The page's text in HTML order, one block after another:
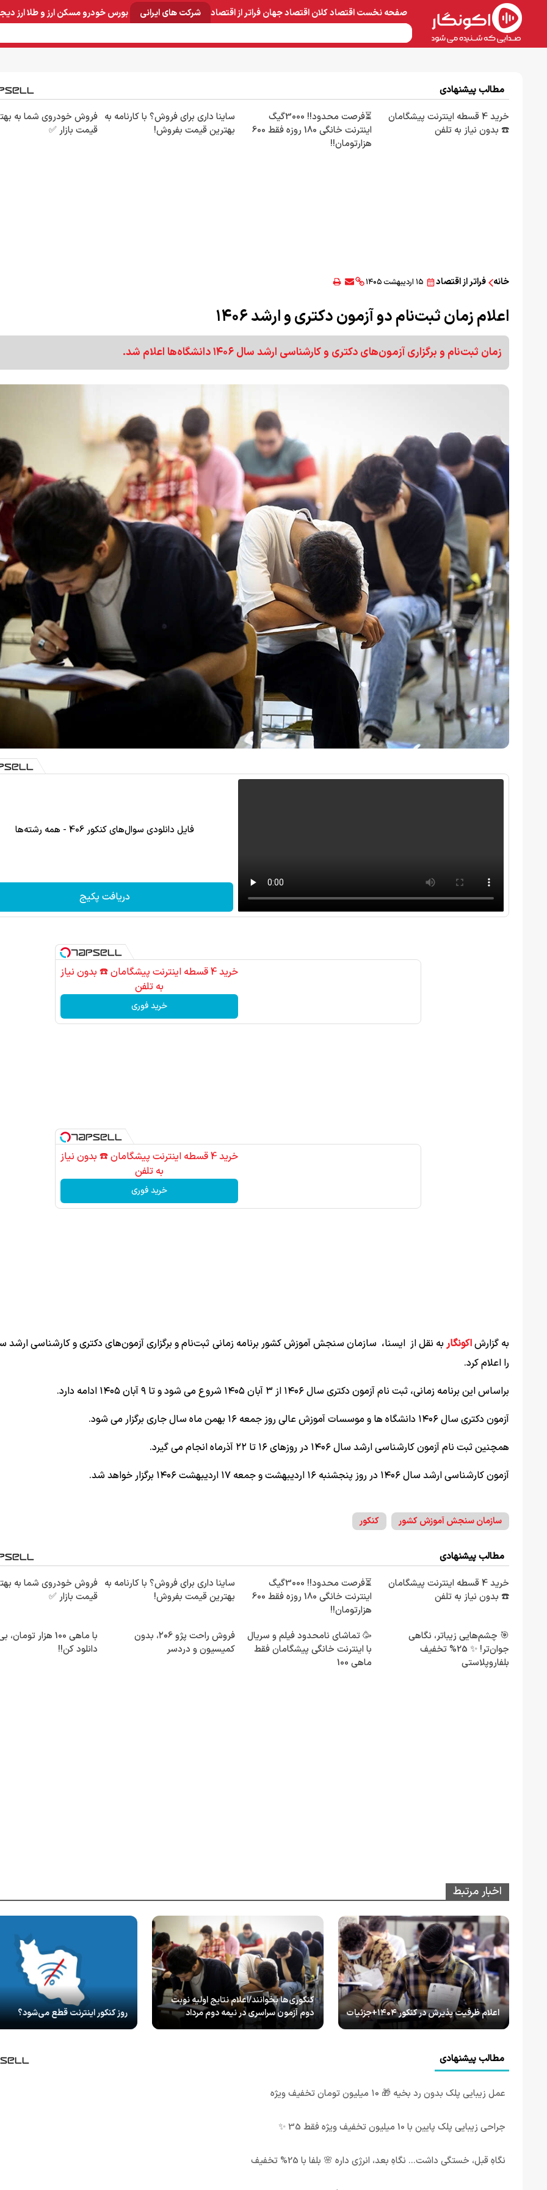
صفحه نخستاقتصاد کلاناقتصاد جهانفراتر از اقتصاد شرکت های ایرانی بورسخودرومسکنارز و طلاارز
مطالب پیشنهادی
خرید 4 قسطه اینترنت پیشگامان
☎️ بدون نیاز به تلفن
⏳فرصت محدود!! 3000گیگ
اینترنت خانگی 180 روزه فقط 600
هزارتومان!!
ساینا داری برای فروش؟ با کارنامه به
بهترین قیمت بفروش!
فروش خودروی شما به
قیمت بازار ✅
خانه فراتر از اقتصاد ۱۵ اردیبهشت ۱۴۰۵
اعلام زمان ثبت‌نام دو آزمون دکتری و ارشد ۱۴۰۶
زمان ثبت‌نام و برگزاری آزمون‌های دکتری و کارشناسی ارشد سال ۱۴۰۶ دانشگاه‌ها اعلام شد.
فایل دانلودی سوال‌های کنکور 406 - همه رشته‌ها
دریافت پکیج
خرید 4 قسطه اینترنت پیشگامان ☎️ بدون نیاز
به تلفن
خرید فوری
خرید 4 قسطه اینترنت پیشگامان ☎️ بدون نیاز
به تلفن
خرید فوری
به گزارشاکونگار
را اعلام کرد.
براساس این برنامه زمانی، ثبت نام آزمون دکتری سال ۱۴۰۶ از ۳ آبان ۱۴۰۵ شروع می شود و تا ۹ آبان ۱۴۰۵ ادامه دارد.
آزمون دکتری سال ۱۴۰۶ دانشگاه ها و موسسات آموزش عالی روز جمعه ۱۶ بهمن ماه سال جاری برگزار می شود.
همچنین ثبت نام آزمون کارشناسی ارشد سال ۱۴۰۶ در روزهای ۱۶ تا ۲۲ آذرماه انجام می گیرد.
آزمون کارشناسی ارشد سال ۱۴۰۶ در روز پنجشنبه ۱۶ اردیبهشت و جمعه ۱۷ اردیبهشت ۱۴۰۶ برگزار خواهد شد.
سازمان سنجش آموزش کشور کنکور
مطالب پیشنهادی
خرید 4 قسطه اینترنت پیشگامان
☎️ بدون نیاز به تلفن
⏳فرصت محدود!! 3000گیگ
اینترنت خانگی 180 روزه فقط 600
هزارتومان!!
ساینا داری برای فروش؟ با کارنامه به
بهترین قیمت بفروش!
فروش خودروی شما به
قیمت بازار ✅
🎯 چشم‌هایی زیباتر، نگاهی
جوان‌تر! ✨ 25% تخفیف
بلفاروپلاستی
🥳 تماشای نامحدود فیلم و سریال
با اینترنت خانگی پیشگامان فقط
ماهی 100
فروش راحت پژو ۲۰6، بدون
کمیسیون و دردسر
با ماهی 100 هزار
دانلود کن!!
اخبار مرتبط
اعلام ظرفیت پذیرش در کنکور ۱۴۰۴+جزئیات
کنکوری‌ها بخوانند/اعلام نتایج اولیه نوبت
دوم آزمون سراسری در نیمه دوم مرداد
روز کنکور اینترنت قطع می‌شود؟
مطالب پیشنهادی
عمل زیبایی پلک بدون رد بخیه 🎁 ۱۰ میلیون تومان تخفیف ویژه
جراحی زیبایی پلک پایین با 10 میلیون تخفیف ویژه فقط 35 ✨
نگاهِ قبل، خستگی داشت... نگاهِ بعد، انرژی داره 🌸 بلفا با 25% تخفیف